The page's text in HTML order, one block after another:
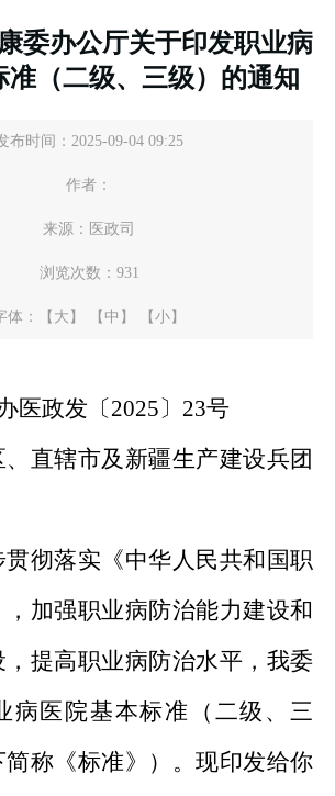
委办公厅关于印发职业病
准（二级、三级）的通知
布时间：2025-09-04 09:25
作者：
来源：医政司
浏览次数： 931
体： 【大】 【中】 【小】
医政发〔2025〕23号
直辖市及新疆生产建设兵团
落实《中华人民共和国职
加强职业病防治能力建设和
，提高职业病防治水平，我委
病医院基本标准（二级、三
称《标准》）。现印发给你